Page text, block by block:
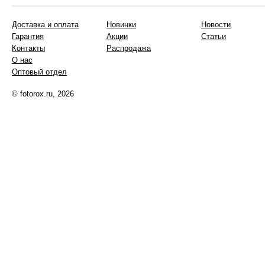
Доставка и оплата
Гарантия
Контакты
О нас
Оптовый отдел
Новинки
Акции
Распродажа
Новости
Статьи
© fotorox.ru, 2026